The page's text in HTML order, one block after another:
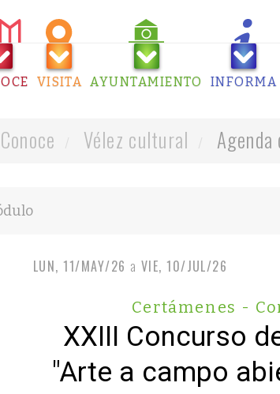
VISITA AYUNTAMIENTO INFORMA
Conoce Vélez cultural
LUN, 11/MAY/26 a VIE, 10/JUL/26
Certámenes -
XXIII Concurso
"Arte a campo